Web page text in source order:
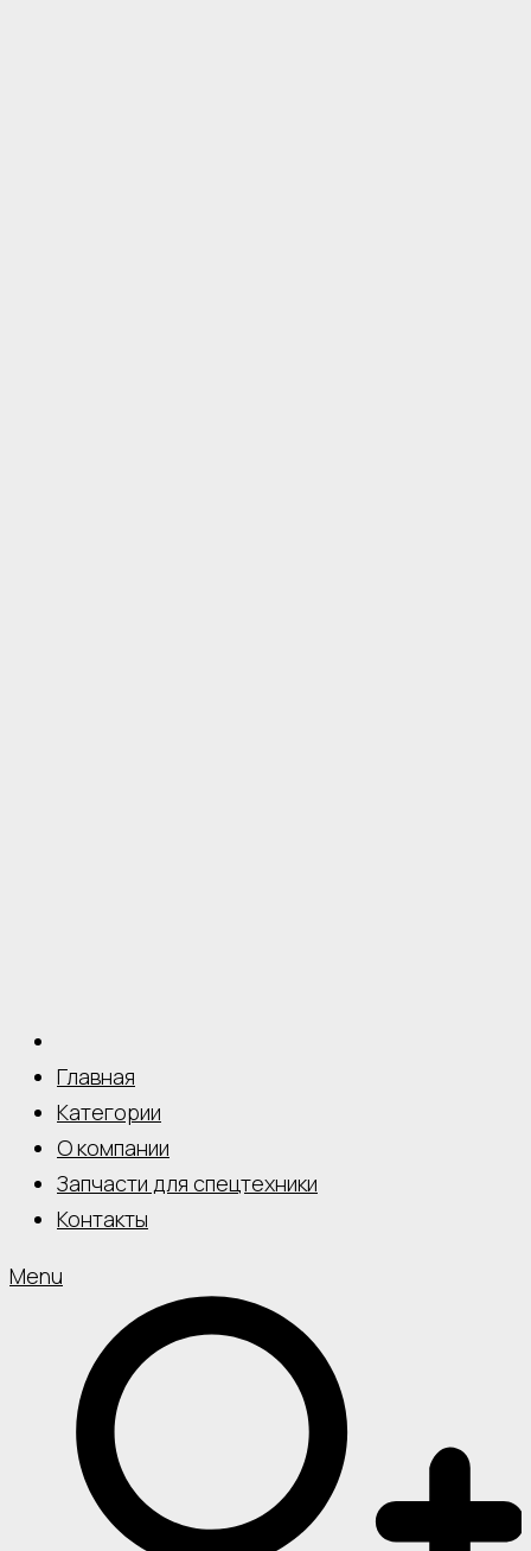
Главная
Категории
О компании
Запчасти для спецтехники
Контакты
Menu